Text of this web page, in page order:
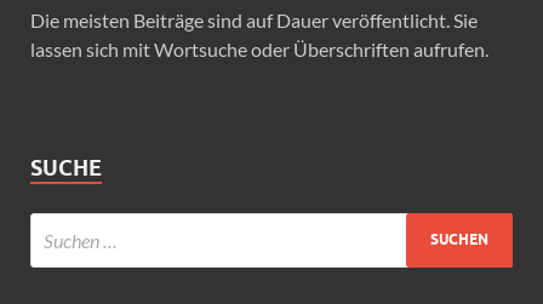
Die meisten Beiträge sind auf Dauer veröffentlicht. Sie
lassen sich mit Wortsuche oder Überschriften aufrufen.
SUCHE